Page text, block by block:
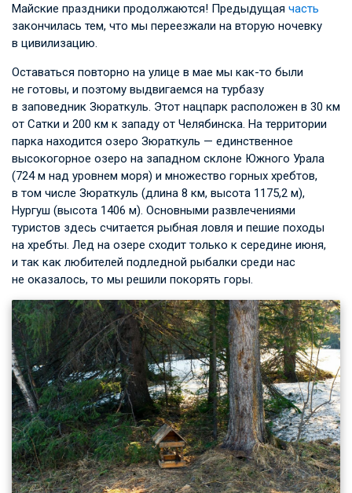
Майские праздники продолжаются! Предыдущая часть
закончилась тем, что мы переезжали на вторую ночевку
в цивилизацию.
Оставаться повторно на улице в мае мы как-то были
не готовы, и поэтому выдвигаемся на турбазу
в заповедник Зюраткуль. Этот нацпарк расположен в 30 км
от Сатки и 200 км к западу от Челябинска. На территории
парка находится озеро Зюраткуль — единственное
высокогорное озеро на западном склоне Южного Урала
(724 м над уровнем моря) и множество горных хребтов,
в том числе Зюраткуль (длина 8 км, высота 1175,2 м),
Нургуш (высота 1406 м). Основными развлечениями
туристов здесь считается рыбная ловля и пешие походы
на хребты. Лед на озере сходит только к середине июня,
и так как любителей подледной рыбалки среди нас
не оказалось, то мы решили покорять горы.